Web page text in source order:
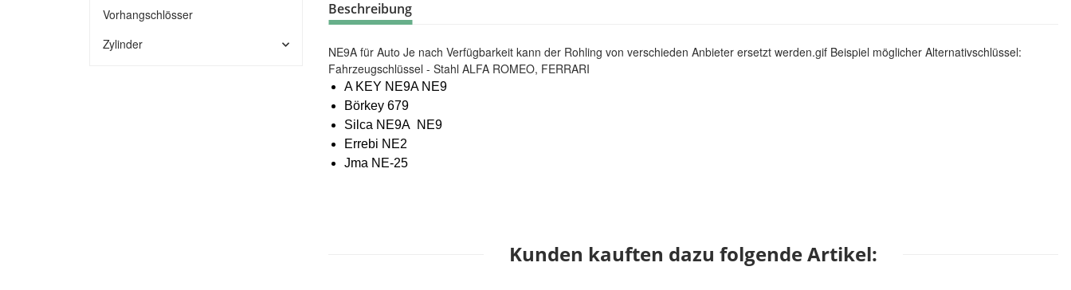
Beschreibung
NE9A für Auto Je nach Verfügbarkeit kann der Rohling von verschieden Anbieter ersetzt werden.gif Beispiel möglicher Alternativschlüssel:
Fahrzeugschlüssel - Stahl ALFA ROMEO, FERRARI
A KEY NE9A NE9
Börkey 679
Silca NE9A NE9
Errebi NE2
Jma NE-25
Kunden kauften dazu folgende Artikel:
Vorhangschlösser
Zylinder